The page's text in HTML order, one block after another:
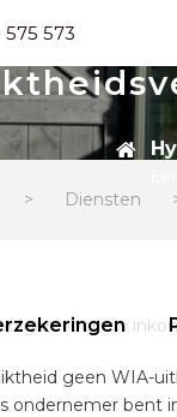
575 573
> Diensten
voor uw
geen WIA-
ondernemer bent